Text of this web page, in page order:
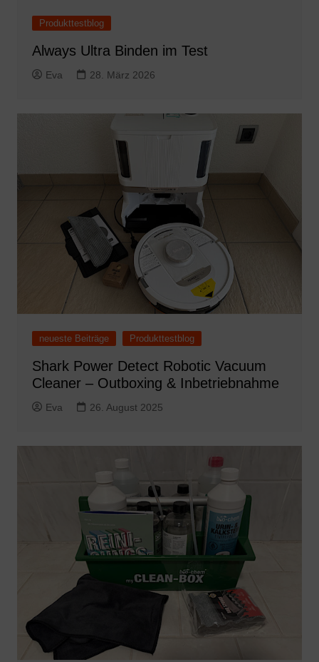
Produkttestblog
Always Ultra Binden im Test
Eva 28. März 2026
neueste Beiträge Produkttestblog
Shark Power Detect Robotic Vacuum
Cleaner – Outboxing & Inbetriebnahme
Eva 26. August 2025